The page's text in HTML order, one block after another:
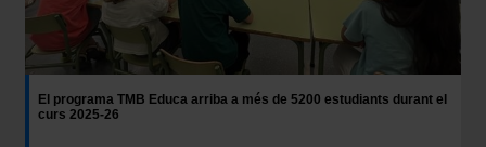
El programa TMB Educa arriba a més de 5200 estudiants durant el
curs 2025-26